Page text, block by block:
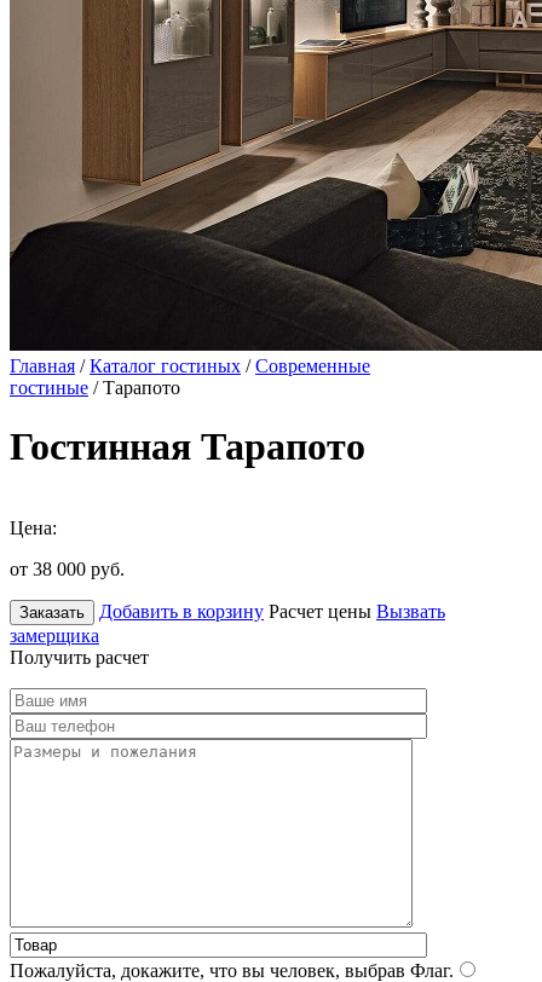
Главная /Каталог гостиных /Современные
гостиные / Тарапото
Гостинная Тарапото
Цена:
от 38 000 руб.
Заказать Добавить в корзину Расчет цены Вызвать
замерщика
Получить расчет
Пожалуйста, докажите, что вы человек, выбрав Флаг.